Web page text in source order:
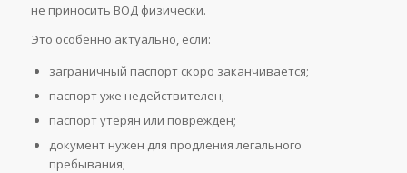
не приносить ВОД физически.
Это особенно актуально, если:
заграничный паспорт скоро заканчивается;
паспорт уже недействителен;
паспорт утерян или поврежден;
документ нужен для продления легального
пребывания;